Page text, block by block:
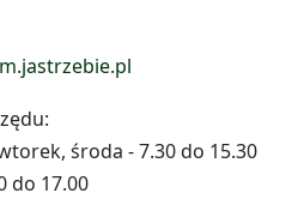
środa - 7.30 do 15.30
do 17.00